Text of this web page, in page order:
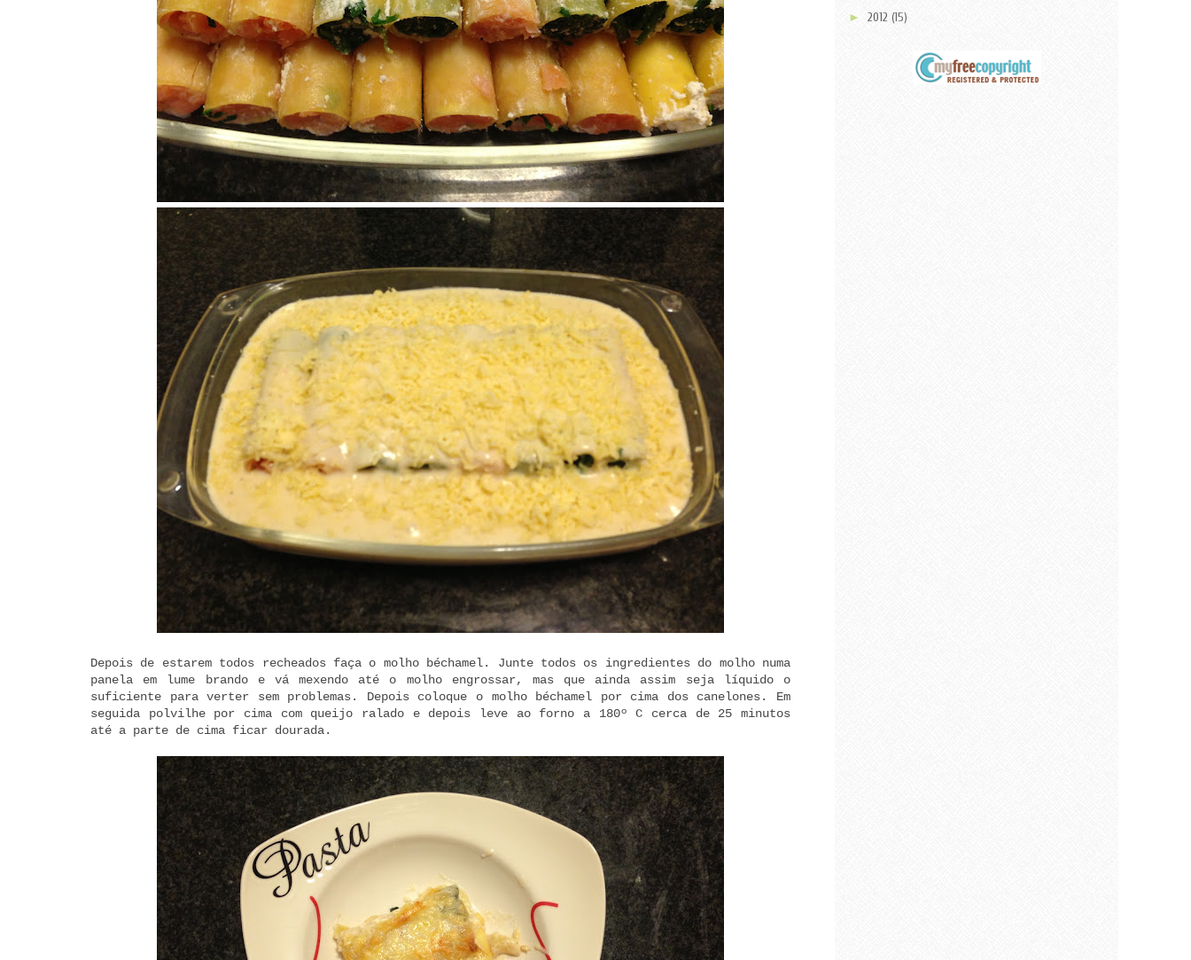
Depois de estarem todos recheados faça o molho béchamel. Junte todos os ingredientes do molho numa
panela em lume brando e vá mexendo até o molho engrossar, mas que ainda assim seja líquido o
suficiente para verter sem problemas. Depois coloque o molho béchamel por cima dos canelones. Em
seguida polvilhe por cima com queijo ralado e depois leve ao forno a 180º C cerca de 25 minutos
até a parte de cima ficar dourada.
► 2012 (15)